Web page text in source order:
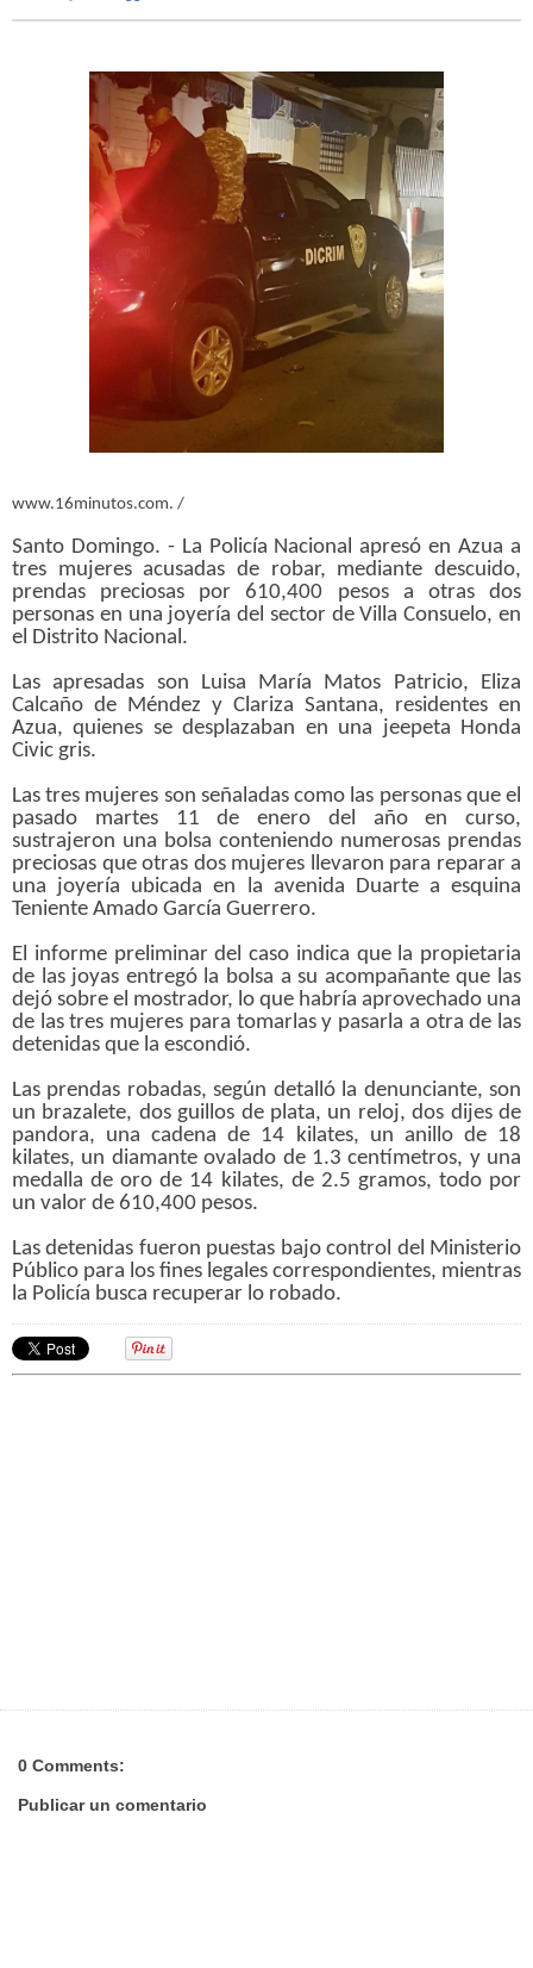
www.16minutos.com. /
Santo Domingo. - La Policía Nacional apresó en Azua a
tres mujeres acusadas de robar, mediante descuido,
prendas preciosas por 610,400 pesos a otras dos
personas en una joyería del sector de Villa Consuelo, en
el Distrito Nacional.
Las apresadas son Luisa María Matos Patricio, Eliza
Calcaño de Méndez y Clariza Santana, residentes en
Azua, quienes se desplazaban en una jeepeta Honda
Civic gris.
Las tres mujeres son señaladas como las personas que el
pasado martes 11 de enero del año en curso,
sustrajeron una bolsa conteniendo numerosas prendas
preciosas que otras dos mujeres llevaron para reparar a
una joyería ubicada en la avenida Duarte a esquina
Teniente Amado García Guerrero.
El informe preliminar del caso indica que la propietaria
de las joyas entregó la bolsa a su acompañante que las
dejó sobre el mostrador, lo que habría aprovechado una
de las tres mujeres para tomarlas y pasarla a otra de las
detenidas que la escondió.
Las prendas robadas, según detalló la denunciante, son
un brazalete, dos guillos de plata, un reloj, dos dijes de
pandora, una cadena de 14 kilates, un anillo de 18
kilates, un diamante ovalado de 1.3 centímetros, y una
medalla de oro de 14 kilates, de 2.5 gramos, todo por
un valor de 610,400 pesos.
Las detenidas fueron puestas bajo control del Ministerio
Público para los fines legales correspondientes, mientras
la Policía busca recuperar lo robado.
0 Comments:
Publicar un comentario